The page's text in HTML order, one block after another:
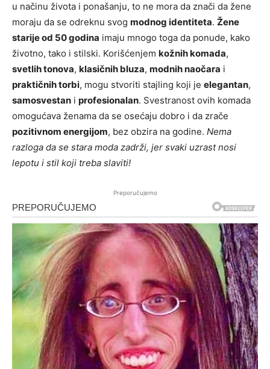
u načinu života i ponašanju, to ne mora da znači da žene
moraju da se odreknu svog modnog identiteta. Žene
starije od 50 godina imaju mnogo toga da ponude, kako
životno, tako i stilski. Korišćenjem kožnih komada,
svetlih tonova, klasičnih bluza, modnih naočara i
praktičnih torbi, mogu stvoriti stajling koji je elegantan,
samosvestan i profesionalan. Svestranost ovih komada
omogućava ženama da se osećaju dobro i da zrače
pozitivnom energijom, bez obzira na godine. Nema
razloga da se stara moda zadrži, jer svaki uzrast nosi
lepotu i stil koji treba slaviti!
Preporučujemo